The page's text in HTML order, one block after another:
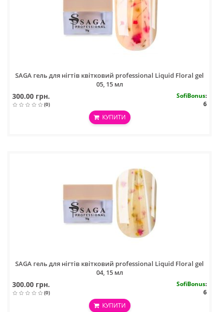
SAGA гель для нігтів квітковий professional Liquid Floral gel
05, 15 мл
300.00 грн.
(0)
SofiBonus:
6
КУПИТИ
SAGA гель для нігтів квітковий professional Liquid Floral gel
04, 15 мл
300.00 грн.
(0)
SofiBonus:
6
КУПИТИ